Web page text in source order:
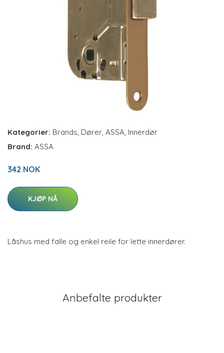
Kategorier: Brands, Dører, ASSA, Innerdør
Brand: ASSA
342 NOK
KJØP NÅ
Låshus med falle og enkel reile for lette innerdører.
Anbefalte produkter